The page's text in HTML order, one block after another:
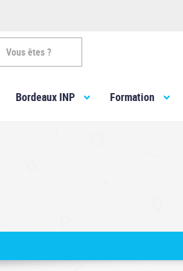
Vous êtes ?
Bordeaux INP Formation